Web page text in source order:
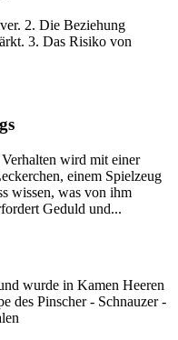
2. Die Beziehung
3. Das Risiko von
wird mit einer
einem Spielzeug
wissen, was von ihm
Geduld und...
wurde in Kamen Heeren
des Pinscher - Schnauzer -